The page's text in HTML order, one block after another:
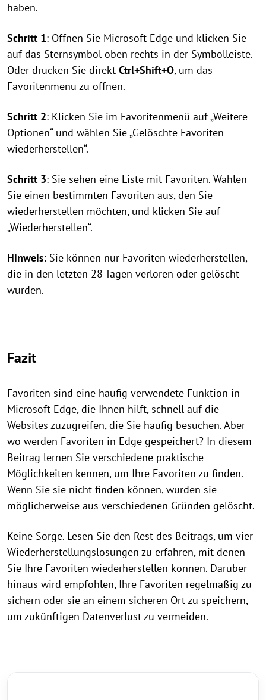
haben.
Schritt 1: Öffnen Sie Microsoft Edge und klicken Sie
auf das Sternsymbol oben rechts in der Symbolleiste.
Oder drücken Sie direkt Ctrl+Shift+O, um das
Favoritenmenü zu öffnen.
Schritt 2: Klicken Sie im Favoritenmenü auf „Weitere
Optionen“ und wählen Sie „Gelöschte Favoriten
wiederherstellen“.
Schritt 3: Sie sehen eine Liste mit Favoriten. Wählen
Sie einen bestimmten Favoriten aus, den Sie
wiederherstellen möchten, und klicken Sie auf
„Wiederherstellen“.
Hinweis: Sie können nur Favoriten wiederherstellen,
die in den letzten 28 Tagen verloren oder gelöscht
wurden.
Fazit
Favoriten sind eine häufig verwendete Funktion in
Microsoft Edge, die Ihnen hilft, schnell auf die
Websites zuzugreifen, die Sie häufig besuchen. Aber
wo werden Favoriten in Edge gespeichert? In diesem
Beitrag lernen Sie verschiedene praktische
Möglichkeiten kennen, um Ihre Favoriten zu finden.
Wenn Sie sie nicht finden können, wurden sie
möglicherweise aus verschiedenen Gründen gelöscht.
Keine Sorge. Lesen Sie den Rest des Beitrags, um vier
Wiederherstellungslösungen zu erfahren, mit denen
Sie Ihre Favoriten wiederherstellen können. Darüber
hinaus wird empfohlen, Ihre Favoriten regelmäßig zu
sichern oder sie an einem sicheren Ort zu speichern,
um zukünftigen Datenverlust zu vermeiden.